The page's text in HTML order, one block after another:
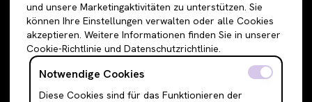
Oberteile
Sweatshirts & Hoodies
Shirts & Blusen
T-Shirts
Cami Top & Ärmellos
Anzughosen
Shorts
Leggings
Mini Röcke
und unsere Marketingaktivitäten zu unterstützen. Sie
können Ihre Einstellungen verwalten oder alle Cookies
akzeptieren. Weitere Informationen finden Sie in unserer
Cookie-Richtlinie und Datenschutzrichtlinie.
Notwendige Cookies
Diese Cookies sind für das Funktionieren der